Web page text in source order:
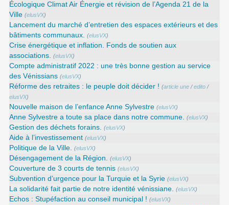
Écologique Climat Air Énergie et révision de l’Agenda 21 de la
Ville (elusVX)
Lancement du marché d’entretien des espaces extérieurs et des
bâtiments communaux. (elusVX)
Crise énergétique et inflation. Fonds de soutien aux
associations. (elusVX)
Compte administratif 2022 : une très bonne gestion au service
des Vénissians (elusVX)
Réforme des retraites : le peuple doit décider ! (article une /edito /
elusVX)
Nouvelle maison de l’enfance Anne Sylvestre (elusVX)
Anne Sylvestre a toute sa place dans notre commune. (elusVX)
Gestion des déchets forains. (elusVX)
Aide à l’investissement (elusVX)
Politique de la Ville. (elusVX)
Désengagement de la Région. (elusVX)
Couverture de 3 courts de tennis (elusVX)
Subvention d’urgence pour la Turquie et la Syrie (elusVX)
La solidarité fait partie de notre identité vénissiane. (elusVX)
Echos : Stupéfaction au conseil municipal ! (elusVX)